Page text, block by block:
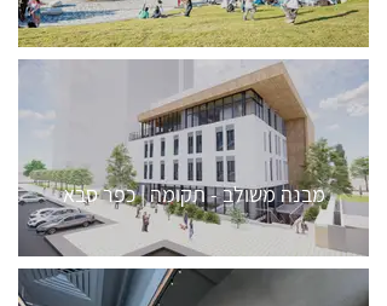
מבנה משולב - תקומה | כפר סבא